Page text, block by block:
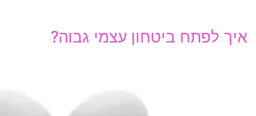
איך לפתח ביטחון עצמי גבוה?